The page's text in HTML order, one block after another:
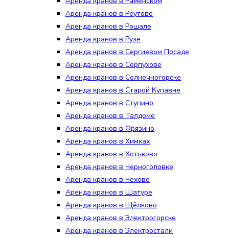
Аренда кранов в Реутове
Аренда кранов в Рошале
Аренда кранов в Рузе
Аренда кранов в Сергиевом Посаде
Аренда кранов в Серпухове
Аренда кранов в Солнечногорске
Аренда кранов в Старой Купавне
Аренда кранов в Ступино
Аренда кранов в Талдоме
Аренда кранов в Фрязино
Аренда кранов в Химках
Аренда кранов в Хотьково
Аренда кранов в Черноголовке
Аренда кранов в Чехове
Аренда кранов в Шатуре
Аренда кранов в Щёлково
Аренда кранов в Электрогорске
Аренда кранов в Электростали